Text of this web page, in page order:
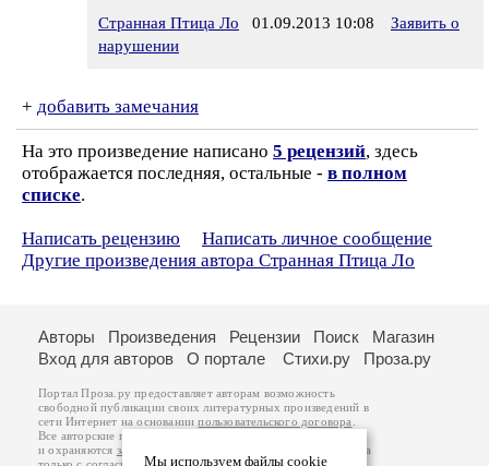
Странная Птица Ло 01.09.2013 10:08
Заявить о
нарушении
+ добавить замечания
На это произведение написано 5 рецензий, здесь
отображается последняя, остальные - в полном
списке.
Написать рецензию
Написать личное сообщение
Другие произведения автора Странная Птица Ло
Мы используем файлы cookie
Авторы Произведения Рецензии Поиск
Магазин
Вход для авторов
О портале Стихи.ру Проза.ру
Портал Проза.ру предоставляет авторам возможность
свободной публикации своих литературных произведений в
сети Интернет на основаниипользовательского договора
Все авторские права на произведения принадлежат авторам
и охраняются законом
. Перепечатка произведений возможна